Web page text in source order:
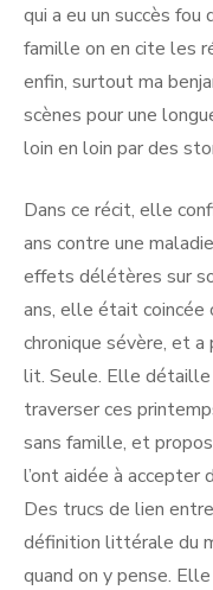
qui a eu un succès
famille on en cite les
enfin, surtout ma
scènes pour une
loin en loin par des
Dans ce récit, elle
ans contre une
effets délétères sur
ans, elle était coincée
chronique sévère, et a
lit. Seule. Elle détaille
traverser ces
sans famille, et
l’ont aidée à accepter
Des trucs de lien
définition littérale du
quand on y pense.